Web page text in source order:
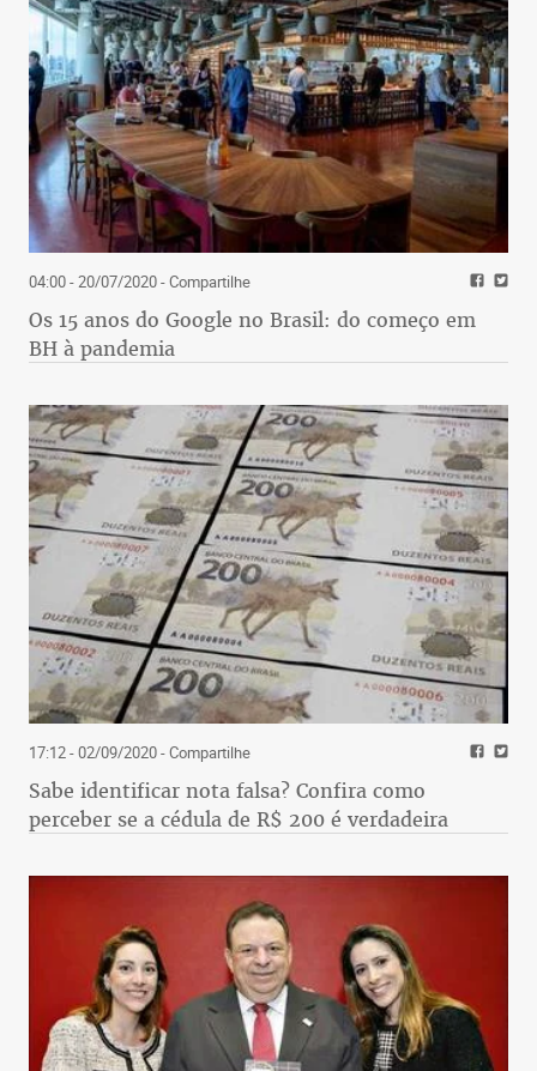
04:00 - 20/07/2020- Compartilhe
Os 15 anos do Google no Brasil: do começo em
BH à pandemia
17:12 - 02/09/2020- Compartilhe
Sabe identificar nota falsa? Confira como
perceber se a cédula de R$ 200 é verdadeira